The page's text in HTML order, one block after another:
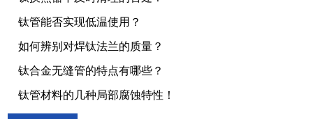
钛管能否实现低温使用？
如何辨别对焊钛法兰的质量？
钛合金无缝管的特点有哪些？
钛管材料的几种局部腐蚀特性！